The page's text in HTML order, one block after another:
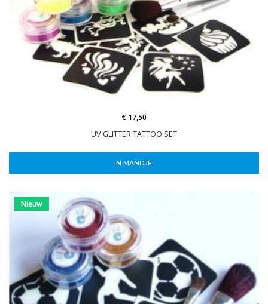
UV GLITTER TATTOO SET
€ 17,50
IN MANDJE!
Nieuw